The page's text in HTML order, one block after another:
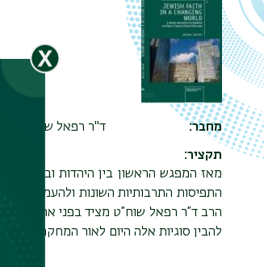
מחבר ד"ר רפאל שוח"ט
תקציר
מאז המפגש הראשון בין היהדות ובים
התפיסות התרבותיות השונות ולהעמיד
הרב ד”ר רפאל שוח”ט מציד בפני את הקורא
להבין סוגיות אלה היום לאור המחקר